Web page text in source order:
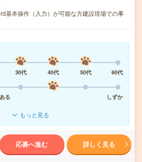
基本操作（入力）が可能な方建設現場での事
30代 40代 50代
60代
る
しずか
もっと見る
応募へ進む 詳しく見る